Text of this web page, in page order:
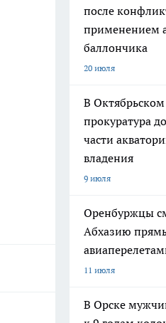
после
применением
баллончика
20 июля
В
прокуратура
части
владения
9 июля
Оренбуржцы
Абхазию
11 июля
В Орске